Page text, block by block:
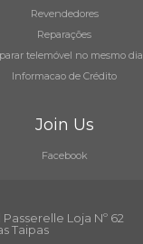
Revendedores
Reparações
telemóvel no mesmo dia
Informacao de Crédito
Join Us
Facebook
Loja Nº 62
Taipas